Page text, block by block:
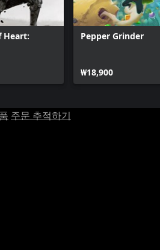
Heart:
Pepper Grinder
₩18,900
주문 추적하기